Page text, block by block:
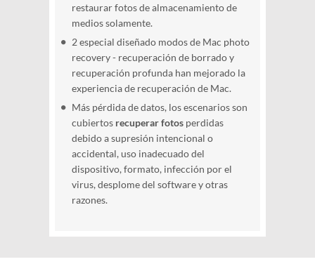
restaurar fotos de almacenamiento de
medios solamente.
2 especial diseñado modos de Mac photo
recovery - recuperación de borrado y
recuperación profunda han mejorado la
experiencia de recuperación de Mac.
Más pérdida de datos, los escenarios son
cubiertos recuperar fotos perdidas
debido a supresión intencional o
accidental, uso inadecuado del
dispositivo, formato, infección por el
virus, desplome del software y otras
razones.